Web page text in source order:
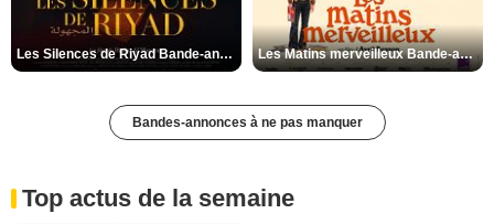
Les Silences de Riyad Bande-annonce VO STFR Les Matins merveilleux Bande-annonce VF
Bandes-annonces à ne pas manquer
Top actus de la semaine